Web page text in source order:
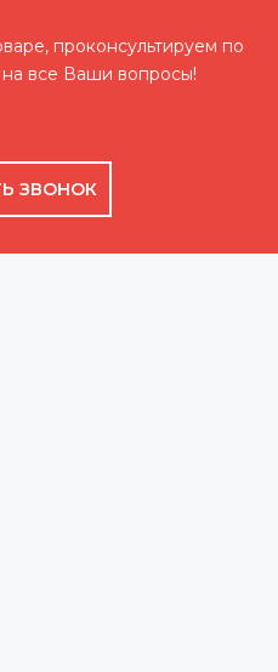
проконсультируем по
на все Ваши вопросы!
ЗВОНОК